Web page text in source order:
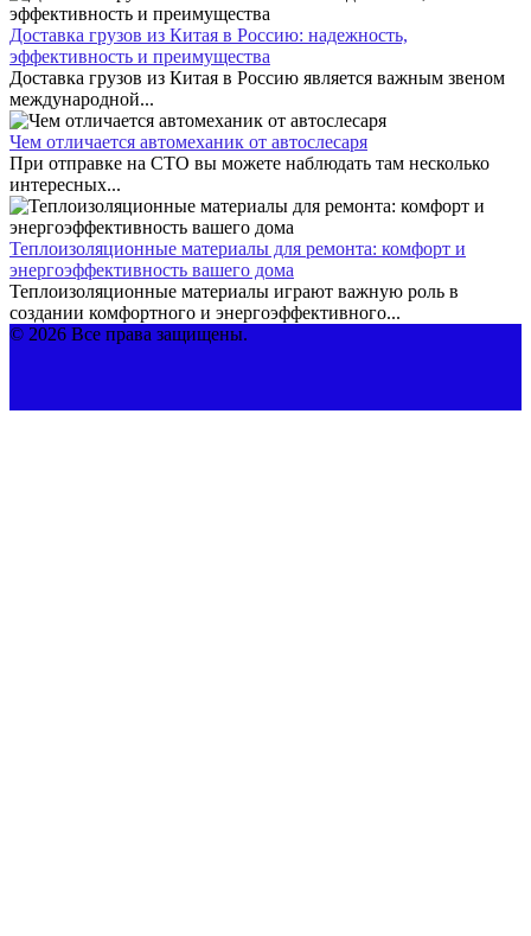
Доставка грузов из Китая в Россию: надежность,
эффективность и преимущества
Доставка грузов из Китая в Россию является важным звеном
международной...
Чем отличается автомеханик от автослесаря
При отправке на СТО вы можете наблюдать там несколько
интересных...
Теплоизоляционные материалы для ремонта: комфорт и
энергоэффективность вашего дома
Теплоизоляционные материалы играют важную роль в
создании комфортного и энергоэффективного...
© 2026 Все права защищены.